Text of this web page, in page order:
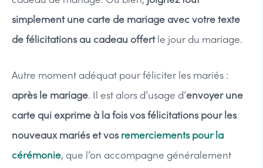
simplement une carte de mariage avec votre texte
de félicitations au cadeau offertle jour du mariage.
Autre moment adéquat pour féliciter les mariés :
après le mariage. Il est alors d’usage d’envoyer une
carte qui exprime à la fois vos félicitations pour les
nouveaux mariés et vosremerciements pour la
cérémonie, que l’on accompagne généralement